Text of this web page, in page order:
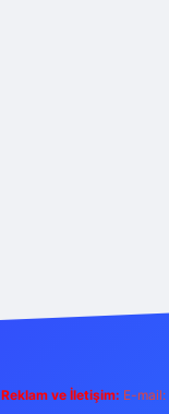
Reklam ve İletişim: E-mail: